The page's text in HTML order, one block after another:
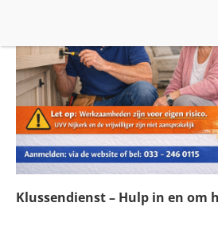
Klussendienst – Hulp in en om